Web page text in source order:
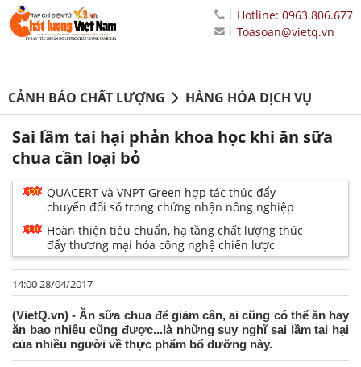
Hotline: 0963.806.677
Toasoan@vietq.vn
CẢNH BÁO CHẤT LƯỢNG HÀNG HÓA DỊCH VỤ
Sai lầm tai hại phản khoa học khi ăn sữa
chua cần loại bỏ
QUACERT và VNPT Green hợp tác thúc đẩy
chuyển đổi số trong chứng nhận nông nghiệp
Hoàn thiện tiêu chuẩn, hạ tầng chất lượng thúc
đẩy thương mại hóa công nghệ chiến lược
14:00 28/04/2017
(VietQ.vn) - Ăn sữa chua để giảm cân, ai cũng có thể ăn hay
ăn bao nhiêu cũng được...là những suy nghĩ sai lầm tai hại
của nhiều người về thực phẩm bổ dưỡng này.